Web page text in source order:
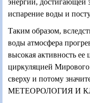
энергии, достигающей
испарение воды и
Таким образом,
воды атмосфера
высокая активность
циркуляцией Мирового
сверху и потому
МЕТЕОРОЛОГИЯ И